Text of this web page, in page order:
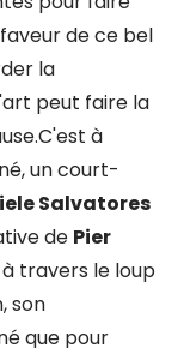
de ce bel
la
peut faire la
à
un court-
Salvatores
de Pier
travers le loup
son
que pour